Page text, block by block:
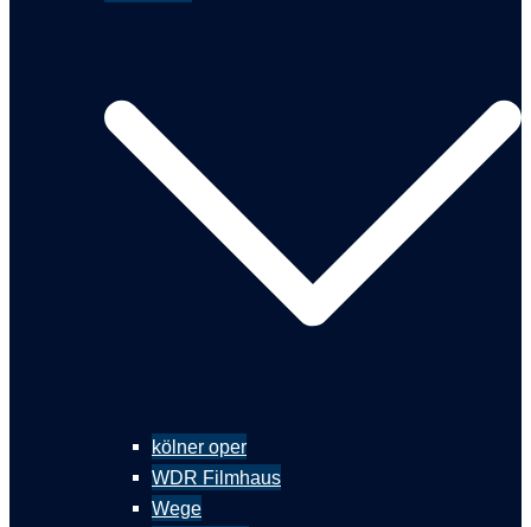
kölner oper
WDR Filmhaus
Wege